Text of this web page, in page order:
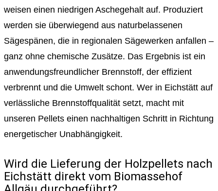
weisen einen niedrigen Aschegehalt auf. Produziert
werden sie überwiegend aus naturbelassenen
Sägespänen, die in regionalen Sägewerken anfallen –
ganz ohne chemische Zusätze. Das Ergebnis ist ein
anwendungsfreundlicher Brennstoff, der effizient
verbrennt und die Umwelt schont. Wer in Eichstätt auf
verlässliche Brennstoffqualität setzt, macht mit
unseren Pellets einen nachhaltigen Schritt in Richtung
energetischer Unabhängigkeit.
Wird die Lieferung der Holzpellets nach
Eichstätt direkt vom Biomassehof